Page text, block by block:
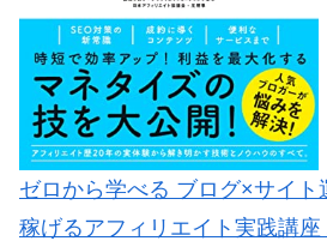
ゼロから学べる ブログ×サイ
稼げるアフィリエイト実践講